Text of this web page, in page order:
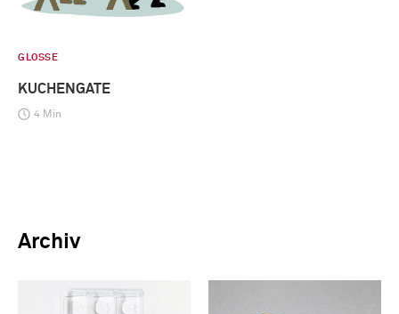
GLOSSE
KUCHENGATE
4 Min
Archiv